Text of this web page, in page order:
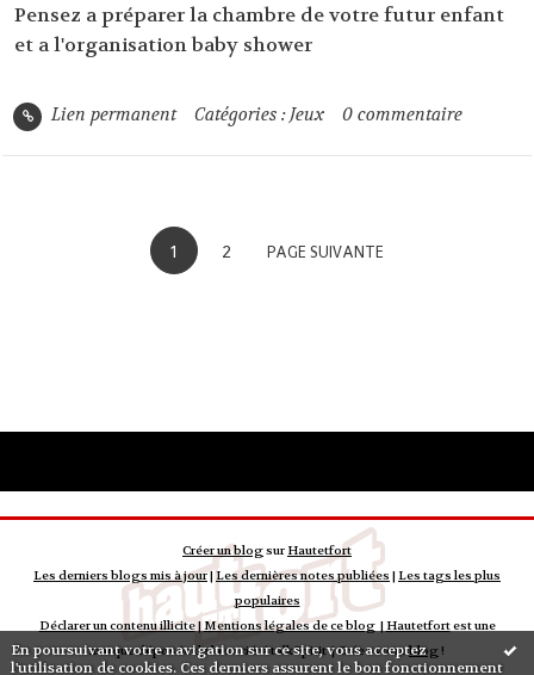
En poursuivant votre navigation sur ce site, vous acceptez
l'utilisation de cookies. Ces derniers assurent le bon fonctionnement
Pensez a préparer la chambre de votre futur enfant
et a l'organisation baby shower
Lien permanent Catégories :Jeux 0 commentaire
1 2 PAGE SUIVANTE
Créer un blogsur Hautetfort
Les derniers blogs mis à jour| Les dernières notes publiées | Les tags les plus
populaires
Déclarer un contenu illicite| Mentions légales de ce blog| Hautetfortest une
marque déposée de la société talkSpirit | Créez votreblog !